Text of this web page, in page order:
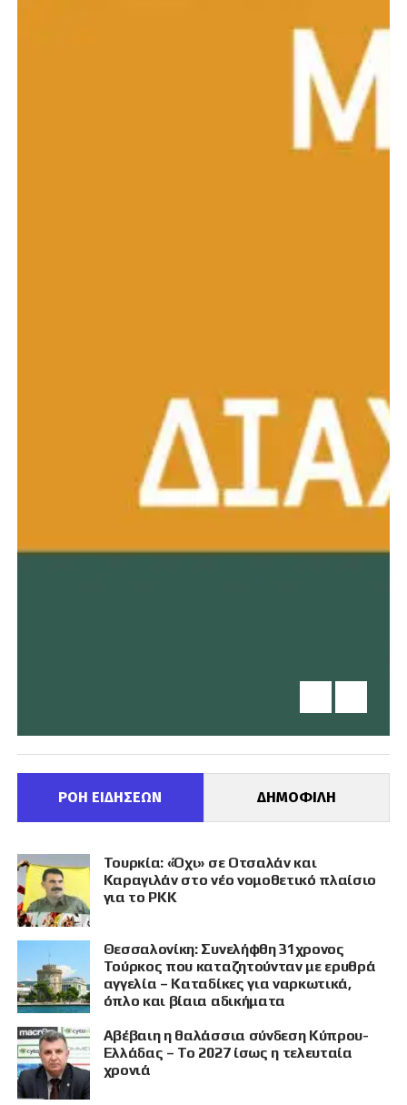
ΡΟΗ ΕΙΔΗΣΕΩΝ ΔΗΜΟΦΙΛΗ
Τουρκία: «Όχι» σε Οτσαλάν και
Καραγιλάν στο νέο νομοθετικό πλαίσιο
για το PKK
Θεσσαλονίκη: Συνελήφθη 31χρονος
Τούρκος που καταζητούνταν με ερυθρά
αγγελία – Καταδίκες για ναρκωτικά,
όπλο και βίαια αδικήματα
Αβέβαιη η θαλάσσια σύνδεση Κύπρου-
Ελλάδας – Το 2027 ίσως η τελευταία
χρονιά